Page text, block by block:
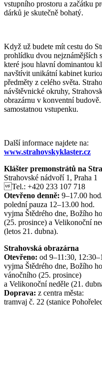
vstupního prostoru a začátku
dárků je skutečně bohatý.
Když už budete mít cestu do
prohlídku dvou nejznámějších
které jsou hlavní dominantou
navštívit unikátní kabinet
předměty z celého světa.
návštěvnické okruhy,
obrazárnu v konventní
samostatnou vstupenku.
Další informace najdete na:
www.strahovskyklaster.cz
Klášter premonstrátů na
Strahovské nádvoří 1, Praha 1
Tel.: +420 233 107 718
Otevřeno denně: 9–17.00
polední pauza 12–13.00 hod.
vyjma Štědrého dne, Božího
(25. prosince) a Velikonoční
(letos 21. dubna).
Strahovská obrazárna
Otevřeno: od 9–11:30,
vyjma Štědrého dne, Božího
vánočního (25. prosince)
a Velikonoční neděle (21.
Doprava: z centra města:
tramvaj č. 22 (stanice